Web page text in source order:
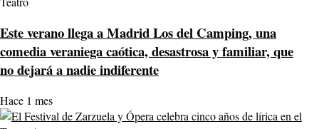
Este verano llega a Madrid Los del Camping, una
comedia veraniega caótica, desastrosa y familiar, que
no dejará a nadie indiferente
Hace 1 mes